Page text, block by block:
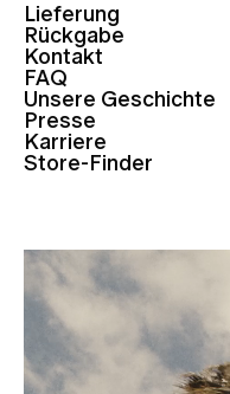
Lieferung
Rückgabe
Kontakt
FAQ
Unsere Geschichte
Presse
Karriere
Store-Finder